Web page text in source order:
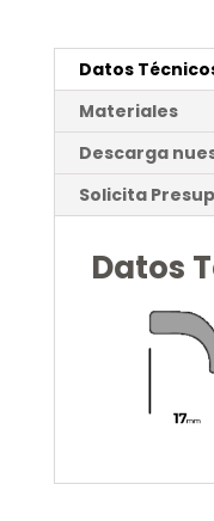
Datos
Materiales
Descarga
Solicita
Datos